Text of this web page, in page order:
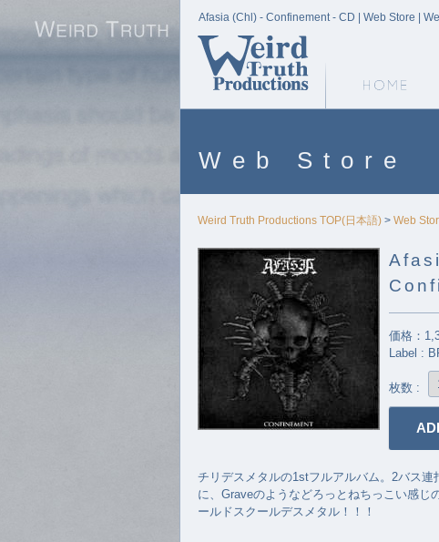
Afasia (Chl) - Confinement - CD | Web Store |
Web Store
Weird Truth Productions TOP(日本語) > Web
価格：
Label :
枚数 :
チリデスメタルの1stフルアルバム。2バス
に、Graveのようなどろっとねちっこい感じ
ールドスクールデスメタル！！！